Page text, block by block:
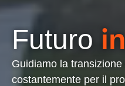
Futuro
Guidiamo la
costantemente per il